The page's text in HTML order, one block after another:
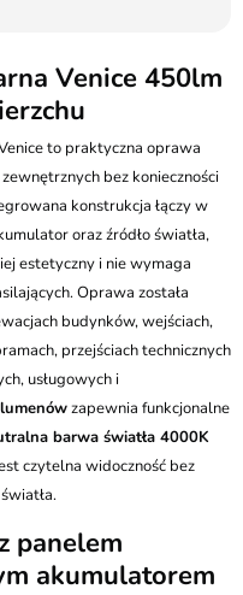
dotyczy produktów 3m)
058 ŁódźVenice 450lm
to praktyczna oprawa
bez konieczności
konstrukcja łączy w
oraz źródło światła,
estetyczny i nie wymaga
Oprawa została
budynków, wejściach,
przejściach technicznych
usługowych i
zapewnia funkcjonalne
barwa światła 4000K
czytelna widoczność bez
panelem
akumulatorem